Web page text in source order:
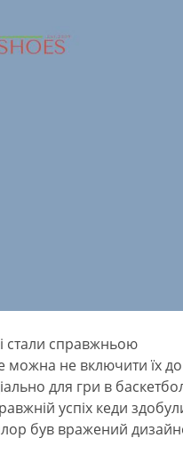
стали справжньою
можна не включити їх до
для гри в
успіх кеди
був вражений